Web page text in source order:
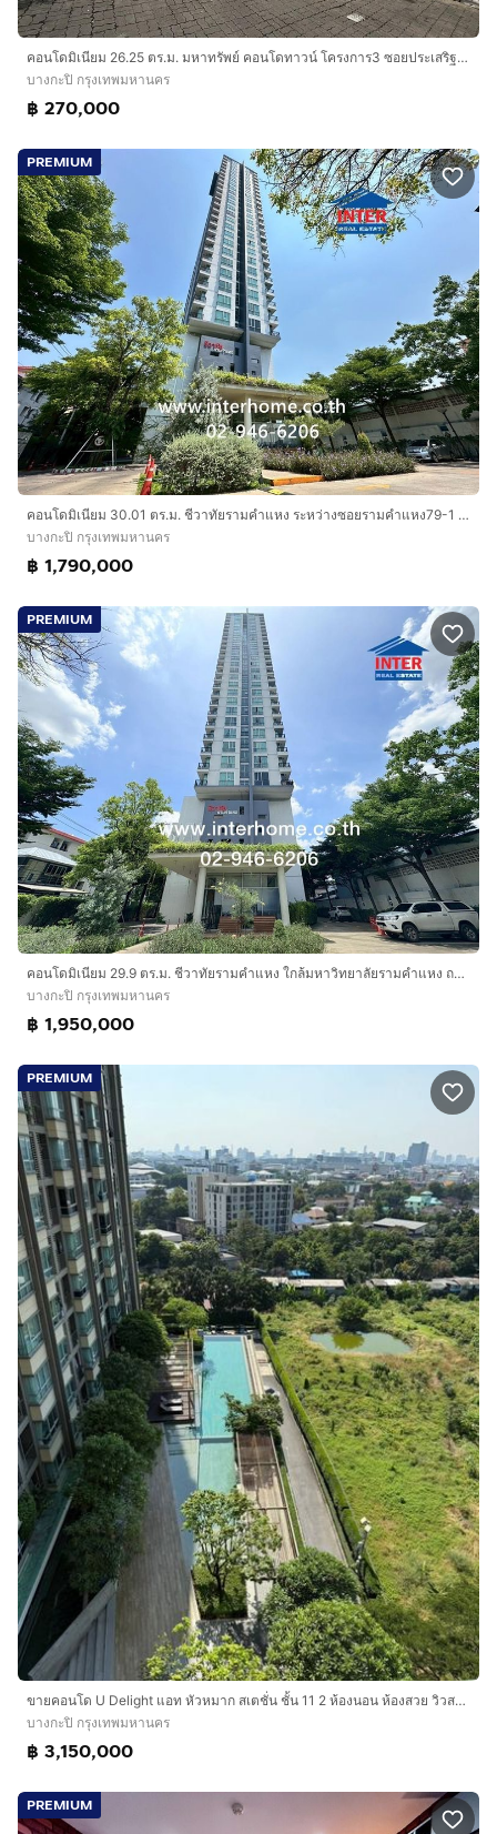
คอนโดมิเนียม 26.25 ตร.ม. มหาทรัพย์ คอนโดทาวน์ โครงการ3 ซอยประเสริฐมนูกิจ40 ถนนนวมินทร์ ถนนประเสริฐมนูกิจ เขตบางกะปิ กรุงเทพมหานคร
บางกะปิ กรุงเทพมหานคร
฿ 270,000
PREMIUM
คอนโดมิเนียม 30.01 ตร.ม. ชีวาทัยรามคำแหง ระหว่างซอยรามคำแหง79-1 และ79-2 ถนนรามคำแหง เขตบางกะปิ กรุงเทพมหานคร
บางกะปิ กรุงเทพมหานคร
฿ 1,790,000
PREMIUM
คอนโดมิเนียม 29.9 ตร.ม. ชีวาทัยรามคำแหง ใกล้มหาวิทยาลัยรามคำแหง ถนนรามคำแหง เขตบางกะปิ กรุงเทพมหานคร
บางกะปิ กรุงเทพมหานคร
฿ 1,950,000
PREMIUM
ขายคอนโด U Delight แอท หัวหมาก สเตชั่น ชั้น 11 2 ห้องนอน ห้องสวย วิวสระ พร้อมอยู่ ใกล้ Airport Link และ The Mall บางกะปิ
บางกะปิ กรุงเทพมหานคร
฿ 3,150,000
PREMIUM